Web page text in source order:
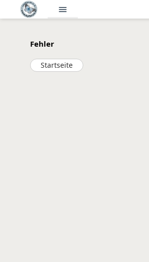
menu
Fehler
Startseite